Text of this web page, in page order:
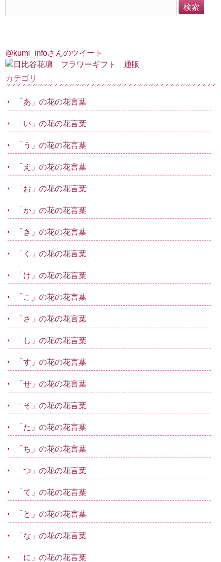
@kumi_infoさんのツイート
カテゴリ
「あ」の花の花言葉
「い」の花の花言葉
「う」の花の花言葉
「え」の花の花言葉
「お」の花の花言葉
「か」の花の花言葉
「き」の花の花言葉
「く」の花の花言葉
「け」の花の花言葉
「こ」の花の花言葉
「さ」の花の花言葉
「し」の花の花言葉
「す」の花の花言葉
「せ」の花の花言葉
「そ」の花の花言葉
「た」の花の花言葉
「ち」の花の花言葉
「つ」の花の花言葉
「て」の花の花言葉
「と」の花の花言葉
「な」の花の花言葉
「に」の花の花言葉